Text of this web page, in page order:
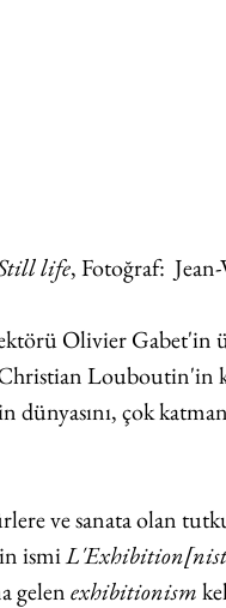
life, Fotoğraf:
Olivier Gabet'in
Christian
dünyasını, çok
ve sanata olan
ismi
gelen exhibitionism